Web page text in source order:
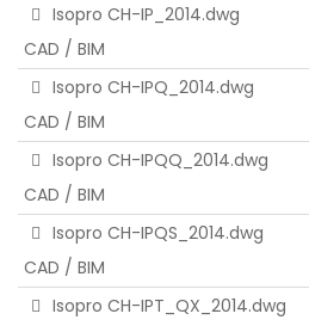
Isopro CH-IP_2014.dwg
CAD / BIM
Isopro CH-IPQ_2014.dwg
CAD / BIM
Isopro CH-IPQQ_2014.dwg
CAD / BIM
Isopro CH-IPQS_2014.dwg
CAD / BIM
Isopro CH-IPT_QX_2014.dwg